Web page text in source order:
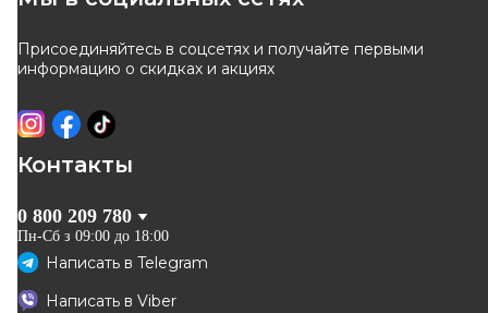
Присоединяйтесь в соцсетях и получайте первыми
информацию о скидках и акциях
Контакты
0 800 209 780
Пн-Сб з 09:00 до 18:00
Написать в Telegram
Написать в Viber